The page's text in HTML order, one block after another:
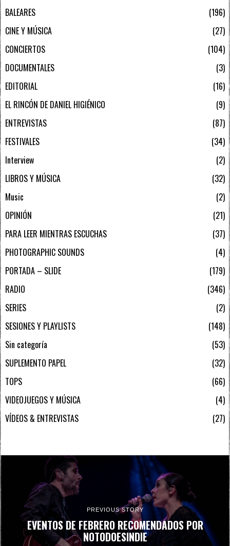
BALEARES
196
CINE Y MÚSICA
27
CONCIERTOS
104
DOCUMENTALES
3
EDITORIAL
16
EL RINCÓN DE DANIEL HIGIÉNICO
9
ENTREVISTAS
87
FESTIVALES
34
Interview
2
LIBROS Y MÚSICA
32
Music
2
OPINIÓN
21
PARA LEER MIENTRAS ESCUCHAS
37
PHOTOGRAPHIC SOUNDS
4
PORTADA – SLIDE
179
RADIO
346
SERIES
2
SESIONES Y PLAYLISTS
148
Sin categoría
53
SUPLEMENTO PAPEL
32
TOPS
66
VIDEOJUEGOS Y MÚSICA
4
VÍDEOS & ENTREVISTAS
27
PREVIOUS STORY
EVENTOS DE FEBRERO RECOMENDADOS POR
NOTODOESINDIE